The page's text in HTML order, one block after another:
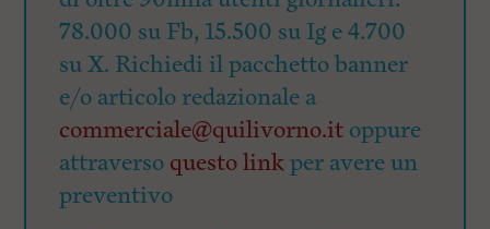
78.000 su Fb, 15.500 su Ig e 4.700
su X. Richiedi il pacchetto banner
e/o articolo redazionale a
commerciale@quilivorno.it oppure
attraverso questo linkper avere un
preventivo